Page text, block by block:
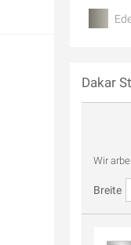
Dakar
Wir
Breite